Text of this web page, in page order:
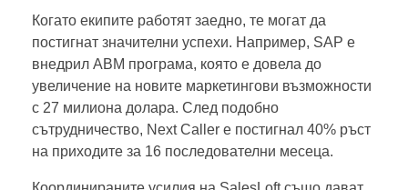
Когато екипите работят заедно, те могат да
постигнат значителни успехи. Например, SAP е
внедрил ABM програма, която е довела до
увеличение на новите маркетингови възможности
с 27 милиона долара. След подобно
сътрудничество, Next Caller е постигнал 40% ръст
на приходите за 16 последователни месеца.